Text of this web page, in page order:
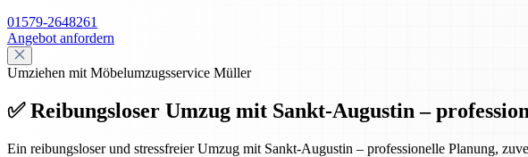
01579-2648261
Angebot anfordern
Umziehen mit Möbelumzugsservice Müller
✅ Reibungsloser Umzug mit Sankt-Augustin –
Ein reibungsloser und stressfreier Umzug mit Sankt-Augustin – professionelle Planung,